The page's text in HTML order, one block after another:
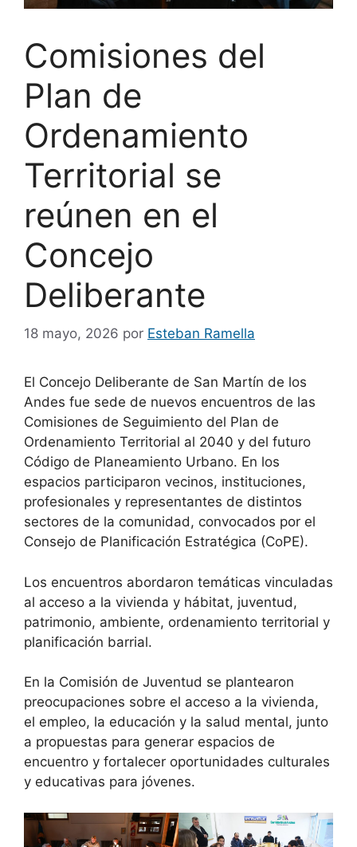
Comisiones del
Plan de
Ordenamiento
Territorial se
reúnen en el
Concejo
Deliberante
18 mayo, 2026 por Esteban Ramella
El Concejo Deliberante de San Martín de los
Andes fue sede de nuevos encuentros de las
Comisiones de Seguimiento del Plan de
Ordenamiento Territorial al 2040 y del futuro
Código de Planeamiento Urbano. En los
espacios participaron vecinos, instituciones,
profesionales y representantes de distintos
sectores de la comunidad, convocados por el
Consejo de Planificación Estratégica (CoPE).
Los encuentros abordaron temáticas vinculadas
al acceso a la vivienda y hábitat, juventud,
patrimonio, ambiente, ordenamiento territorial y
planificación barrial.
En la Comisión de Juventud se plantearon
preocupaciones sobre el acceso a la vivienda,
el empleo, la educación y la salud mental, junto
a propuestas para generar espacios de
encuentro y fortalecer oportunidades culturales
y educativas para jóvenes.